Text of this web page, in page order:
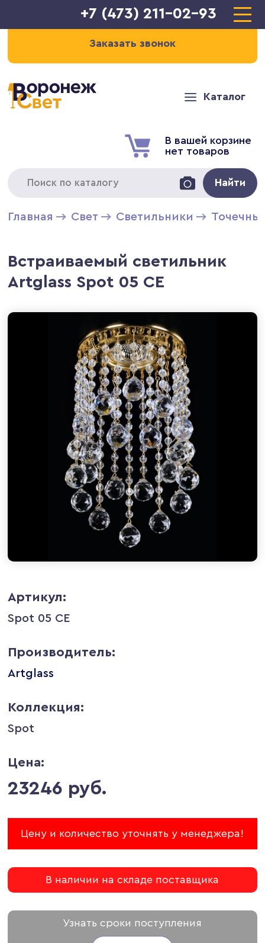
+7 (473) 211-02-93
Заказать звонок
Каталог
В вашей корзине
нет товаров
Найти
Главная Свет Светильники
Встраиваемый светильник
Artglass Spot 05 CE
Артикул:
Spot 05 CE
Производитель:
Artglass
Коллекция:
Spot
Цена:
23246 руб.
Цену и количество уточнять у менеджера!
В наличии на складе поставщика
Узнать сроки поступления